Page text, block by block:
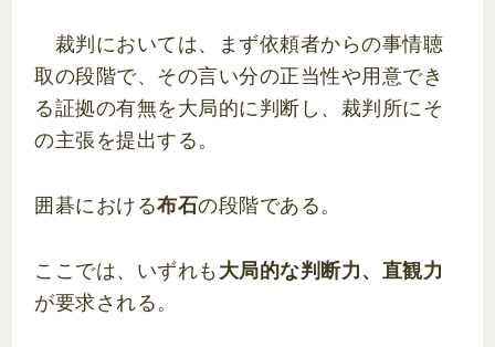
裁判においては、まず依頼者からの事情聴
取の段階で、その言い分の正当性や用意でき
る証拠の有無を大局的に判断し、裁判所にそ
の主張を提出する。
囲碁における布石の段階である。
ここでは、いずれも 大局的な判断力、直観力
が要求される。